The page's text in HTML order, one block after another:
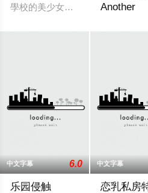
學校的美少女朧月在和男朋友幽
Another
中文字幕 6.0
乐园侵触
中文字幕
恋乳私房